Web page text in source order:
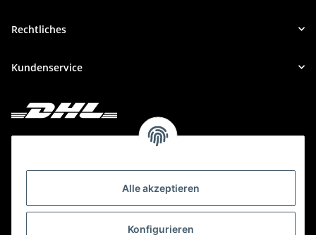
Alle akzeptieren
Konfigurieren
Rechtliches
Kundenservice
Deine Bestellung versenden wir mit DHL!